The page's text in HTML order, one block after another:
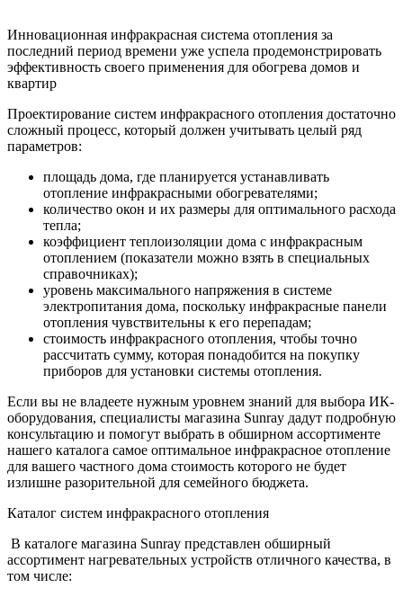
Инновационная инфракрасная система отопления за
последний период времени уже успела продемонстрировать
эффективность своего применения для обогрева домов и
квартир
Проектирование систем инфракрасного отопления достаточно
сложный процесс, который должен учитывать целый ряд
параметров:
площадь дома, где планируется устанавливать
отопление инфракрасными обогревателями;
количество окон и их размеры для оптимального расхода
тепла;
коэффициент теплоизоляции дома с инфракрасным
отоплением (показатели можно взять в специальных
справочниках);
уровень максимального напряжения в системе
электропитания дома, поскольку инфракрасные панели
отопления чувствительны к его перепадам;
стоимость инфракрасного отопления, чтобы точно
рассчитать сумму, которая понадобится на покупку
приборов для установки системы отопления.
Если вы не владеете нужным уровнем знаний для выбора ИК-
оборудования, специалисты магазина Sunray дадут подробную
консультацию и помогут выбрать в обширном ассортименте
нашего каталога самое оптимальное инфракрасное отопление
для вашего частного дома стоимость которого не будет
излишне разорительной для семейного бюджета.
Каталог систем инфракрасного отопления
В каталоге магазина Sunray представлен обширный
ассортимент нагревательных устройств отличного качества, в
том числе: